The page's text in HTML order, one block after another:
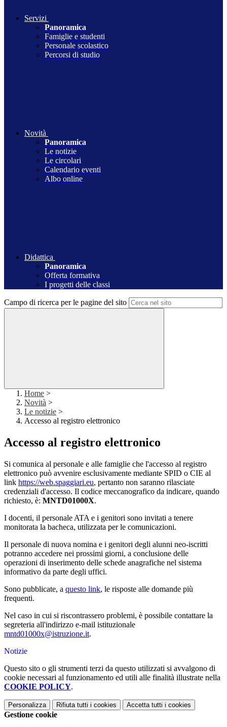
Servizi
Panoramica
Famiglie e studenti
Personale scolastico
Percorsi di studio
Novità
Panoramica
Le notizie
Le circolari
Calendario eventi
Albo online
Didattica
Panoramica
Offerta formativa
I progetti delle classi
Campo di ricerca per le pagine del sito
Home >
Novità >
Le notizie >
Accesso al registro elettronico
Accesso al registro elettronico
Si comunica al personale e alle famiglie che l'accesso al registro
elettronico può avvenire esclusivamente mediante SPID o CIE al
link https://web.spaggiari.eu, pertanto non saranno rilasciate
credenziali d'accesso. Il codice meccanografico da indicare, quando
richiesto, è: MNTD01000X.
I docenti, il personale ATA e i genitori sono invitati a tenere
monitorata la bacheca, utilizzata per le comunicazioni.
Il personale di nuova nomina e i genitori degli alunni neo-iscritti
potranno accedere nei prossimi giorni, a conclusione delle
operazioni di inserimento delle schede anagrafiche nel sistema
informativo da parte degli uffici.
Sono pubblicate, a questo link, le risposte alle domande più
frequenti.
Nel caso in cui si riscontrassero problemi, è possibile contattare la
segreteria all'indirizzo e-mail istituzionale
mntd01000x@istruzione.it.
Notizie
Questo sito o gli strumenti terzi da questo utilizzati si avvalgono di
cookie necessari al funzionamento ed utili alle finalità illustrate nella
COOKIE POLICY.
Personalizza Rifiuta tutti i cookies Accetta tutti i cookies
Gestione cookie